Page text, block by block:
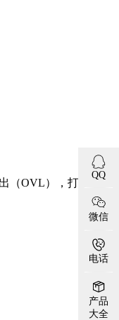
（OVL），打
QQ
微信
电话
产品
大全